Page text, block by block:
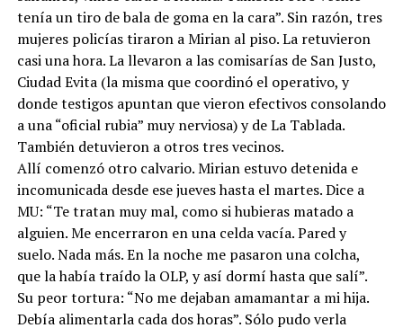
tenía un tiro de bala de goma en la cara”. Sin razón, tres
mujeres policías tiraron a Mirian al piso. La retuvieron
casi una hora. La llevaron a las comisarías de San Justo,
Ciudad Evita (la misma que coordinó el operativo, y
donde testigos apuntan que vieron efectivos consolando
a una “oficial rubia” muy nerviosa) y de La Tablada.
También detuvieron a otros tres vecinos.
Allí comenzó otro calvario. Mirian estuvo detenida e
incomunicada desde ese jueves hasta el martes. Dice a
MU: “Te tratan muy mal, como si hubieras matado a
alguien. Me encerraron en una celda vacía. Pared y
suelo. Nada más. En la noche me pasaron una colcha,
que la había traído la OLP, y así dormí hasta que salí”.
Su peor tortura: “No me dejaban amamantar a mi hija.
Debía alimentarla cada dos horas”. Sólo pudo verla